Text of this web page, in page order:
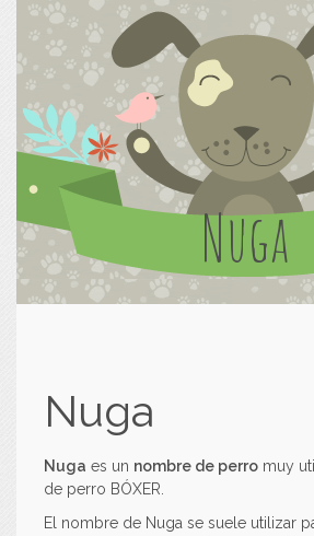
Nuga
Nuga
Nuga es un nombre de perro muy
de perro BÓXER.
El nombre de Nuga se suele utilizar